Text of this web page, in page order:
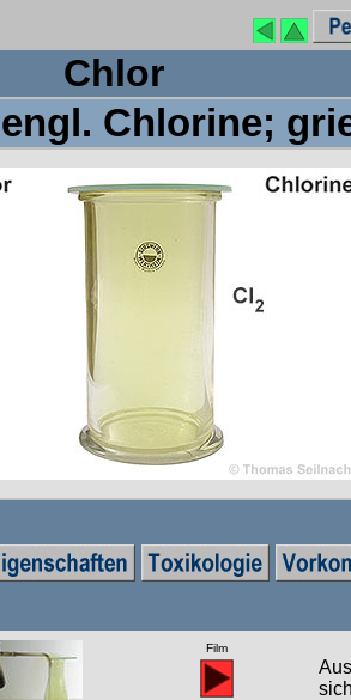
engl. Chlorine;
Film